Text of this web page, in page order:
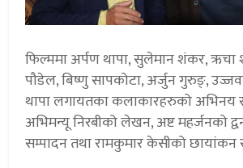
फिल्ममा अर्पण थापा, सुलेमान शंकर, ऋचा
पौडेल, बिष्णु सापकोटा, अर्जुन गुरुङ्,
थापा लगायतका कलाकारहरुको अभिनय
अभिमन्यू निरबीको लेखन, अष्ट महर्जनको
सम्पादन तथा रामकुमार केसीको छायांकन